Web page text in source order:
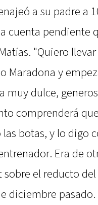
a su padre a
cuenta pendiente
"Quiero
Maradona y
muy dulce,
comprenderá
botas, y lo digo
Era de
el reducto
diciembre pasado.